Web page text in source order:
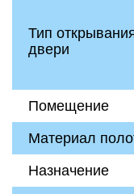
Тип
двери
Помещение
Материал
Назначение